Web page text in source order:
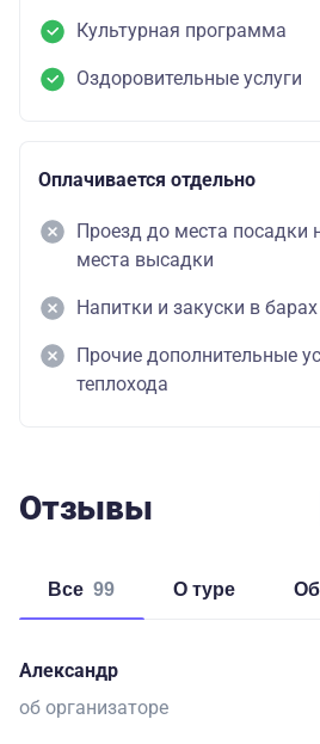
Культурная программа
Оздоровительные услуги
Оплачивается отдельно
Проезд до места посадки
места высадки
Напитки и закуски в барах
Прочие дополнительные
теплохода
Отзывы
Все 99 о туре
Александр
об организаторе